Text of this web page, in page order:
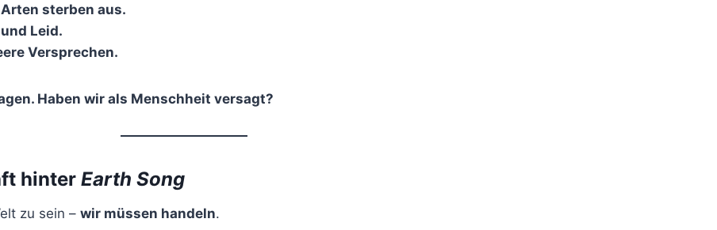
sterben aus.
Leid.
Versprechen.
Haben wir als Menschheit versagt?
hinter Earth Song
zu sein – wir müssen handeln.